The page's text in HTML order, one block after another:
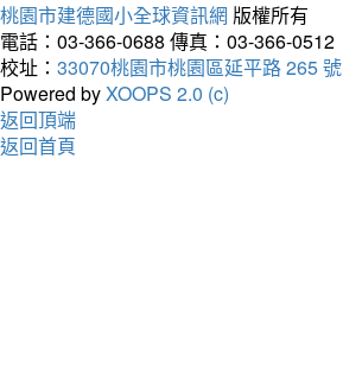
桃園市建德國小全球資訊網 版權所有
電話：03-366-0688 傳真：03-366-0512
校址： 33070桃園市桃園區延平路 265 號
Powered byXOOPS 2.0 (c)
返回頂端
返回首頁